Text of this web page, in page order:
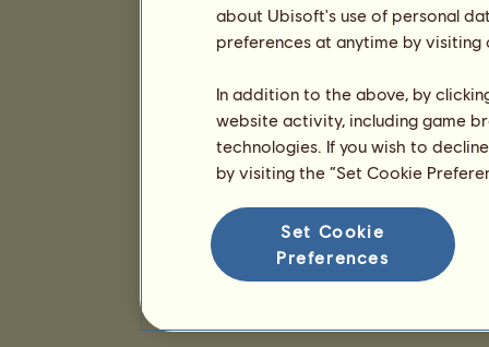
about Ubisoft's use of personal
preferences at anytime by
In addition to the above, by
website activity, including game
technologies. If you wish to
by visiting the “Set Cookie
Set Cookie
Preferences